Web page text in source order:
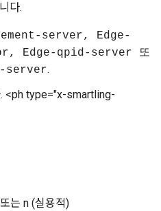
다.
server, Edge-
Edge-qpid-server
또
server.
<ph type="x-smartling-
는 n (실용적)